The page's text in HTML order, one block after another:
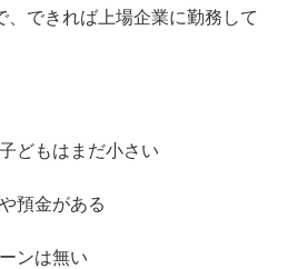
、できれば上場企業に勤務して
どもはまだ小さい
預金がある
ンは無い